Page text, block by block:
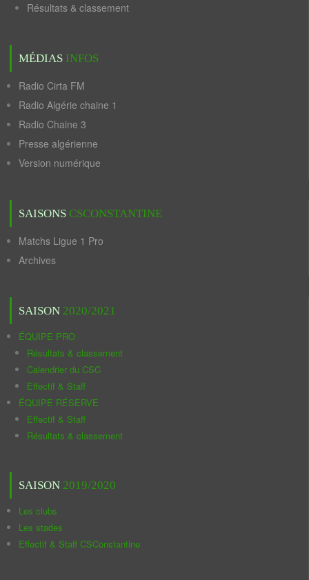
Résultats & classement
MÉDIAS INFOS
Radio Cirta FM
Radio Algérie chaine 1
Radio Chaine 3
Presse algérienne
Version numérique
SAISONS CSCONSTANTINE
Matchs Ligue 1 Pro
Archives
SAISON 2020/2021
ÉQUIPE PRO
Résultats & classement
Calendrier du CSC
Effectif & Staff
ÉQUIPE RÉSERVE
Effectif & Staff
Résultats & classement
SAISON 2019/2020
Les clubs
Les stades
Effectif & Staff CSConstantine